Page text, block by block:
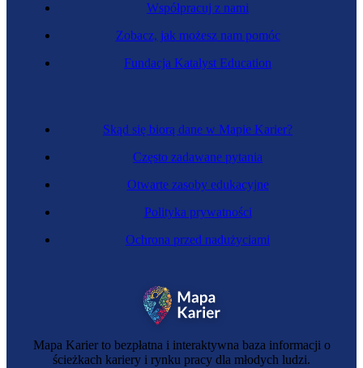
Mapa Karier to bezpłatna i interaktywna baza informacji o
ścieżkach kariery i rynku pracy dla młodych ludzi.
Skąd się biorą dane w Mapie Karier?
Często zadawane pytania
Otwarte zasoby edukacyjne
Polityka prywatności
Ochrona przed nadużyciami
Współpracuj z nami
Zobacz, jak możesz nam pomóc
Fundacja Katalyst Education